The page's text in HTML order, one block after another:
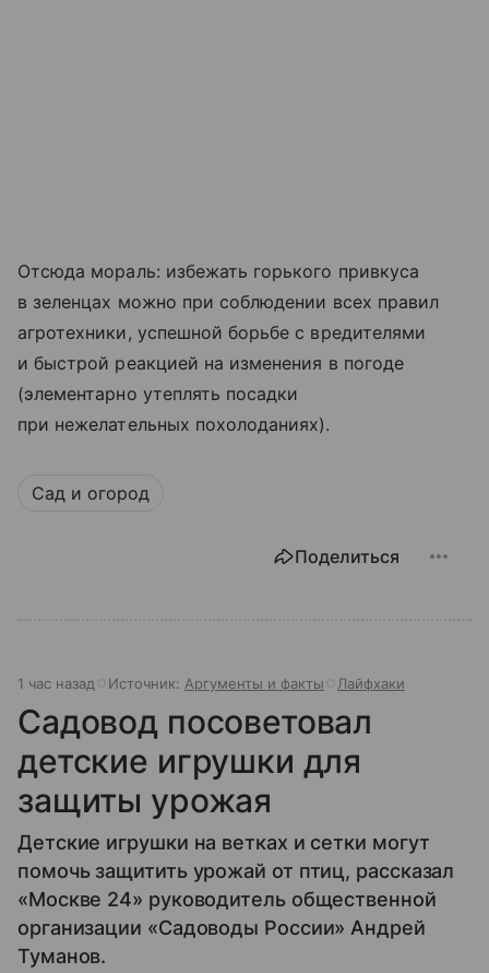
Отсюда мораль: избежать горького привкуса
в зеленцах можно при соблюдении всех правил
агротехники, успешной борьбе с вредителями
и быстрой реакцией на изменения в погоде
(элементарно утеплять посадки
при нежелательных похолоданиях).
Сад и огород
Поделиться
1 час назад Источник: Аргументы и факты Лайфхаки
Садовод посоветовал
детские игрушки для
защиты урожая
Детские игрушки на ветках и сетки могут
помочь защитить урожай от птиц, рассказал
«Москве 24» руководитель общественной
организации «Садоводы России» Андрей
Туманов.